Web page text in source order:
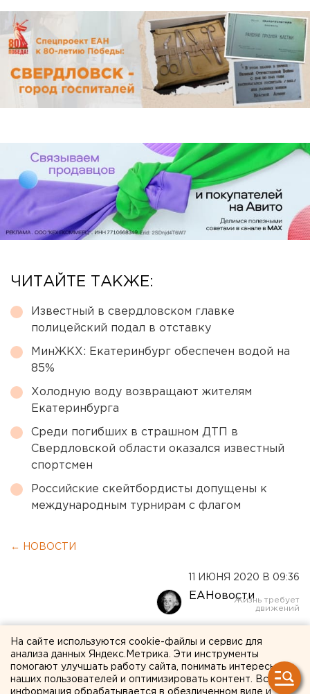
ЧИТАЙТЕ ТАКЖЕ:
Известный в свердловском главке
полицейский подал в отставку
МинЖКХ: Екатеринбург обеспечен водой на
85%
Холодную воду возвращают жителям
Екатеринбурга
Среди погибших в страшном ДТП в
Свердловской области оказался известный
спортсмен
Российские скейтбордисты допущены к
международным турнирам с флагом
← НОВОСТИ
11 ИЮНЯ 2020 В 09:36
ЕАНовости
В Челябинской области
наркоторговцы пытались
сбыть килограмм героина
На сайте используются cookie-файлы и сервис для
анализа данных Яндекс.Метрика. Эти инструменты
помогают улучшать работу сайта, понимать интересы
наших пользователей и оптимизировать контент. Вся
информация обрабатывается в обезличенном виде и